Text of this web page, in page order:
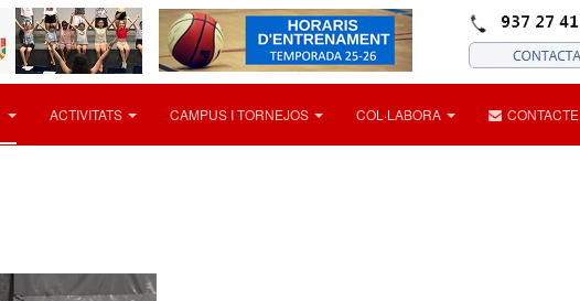
ACTIVITATS CAMPUS I TORNEJOS COL·LABORA CONTACTE